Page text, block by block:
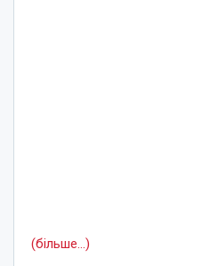
(більше…)